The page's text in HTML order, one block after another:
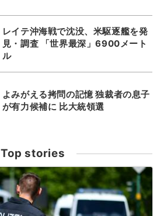
レイテ沖海戦で沈没、米駆逐艦を発
見・調査 「世界最深」6900メート
ル
よみがえる拷問の記憶 独裁者の息子
が有力候補に 比大統領選
Top stories